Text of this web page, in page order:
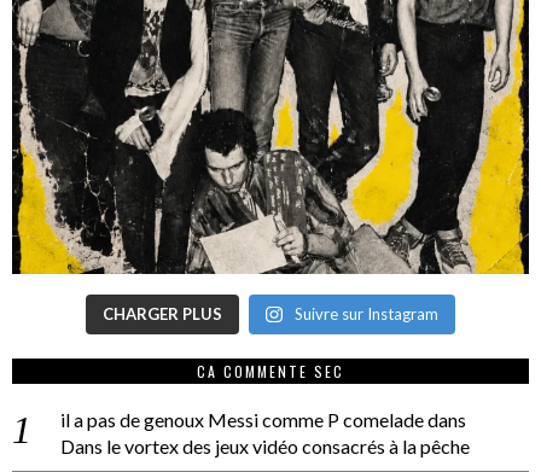
CHARGER PLUS Suivre sur Instagram
CA COMMENTE SEC
il a pas de genoux Messi comme P comeladedans
Dans le vortex des jeux vidéo consacrés à la pêche